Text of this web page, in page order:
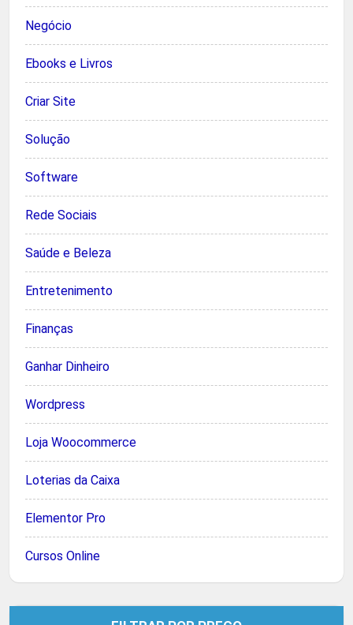
Negócio
Ebooks e Livros
Criar Site
Solução
Software
Rede Sociais
Saúde e Beleza
Entretenimento
Finanças
Ganhar Dinheiro
Wordpress
Loja Woocommerce
Loterias da Caixa
Elementor Pro
Cursos Online